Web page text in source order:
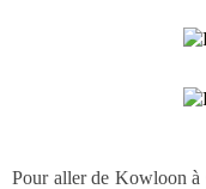
Pour aller de Kowloon à